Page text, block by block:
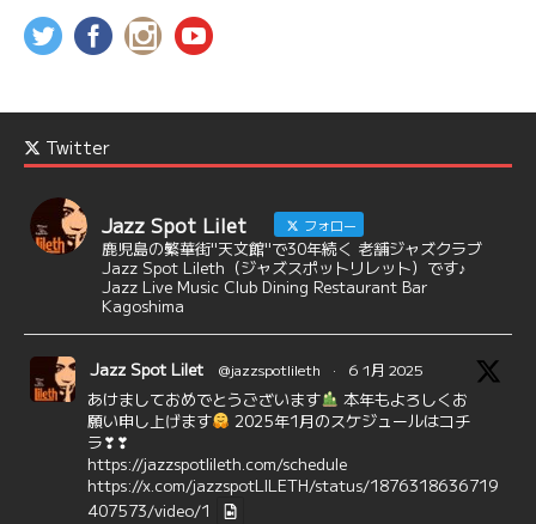
Twitter
Jazz Spot Lilet フォロー
鹿児島の繁華街"天文館"で30年続く 老舗ジャズクラブ
Jazz Spot Lileth（ジャズスポットリレット）です♪
Jazz Live Music Club Dining Restaurant Bar
Kagoshima
Jazz Spot Lilet @jazzspotlileth · 6 1月 2025
あけましておめでとうございます
本年もよろしくお
願い申し上げます
2025年1月のスケジュールはコチ
ラ❣❣
https://jazzspotlileth.com/schedule
https://x.com/jazzspotLILETH/status/1876318636719
407573/video/1